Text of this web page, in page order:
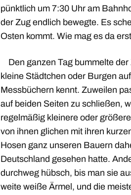
pünktlich um 7:30 Uhr am
der Zug endlich bewegte. Es
Osten kommt. Wie mag es da
Den ganzen Tag bummelte
kleine Städtchen oder Burgen
Messbüchern kennt. Zuweilen
auf beiden Seiten zu schließen,
regelmäßig kleinere oder
von ihnen glichen mit ihren
Hosen ganz unseren Bauern
Deutschland gesehen hatte.
durchweg hübsch, bis man sie
weite weiße Ärmel, und die